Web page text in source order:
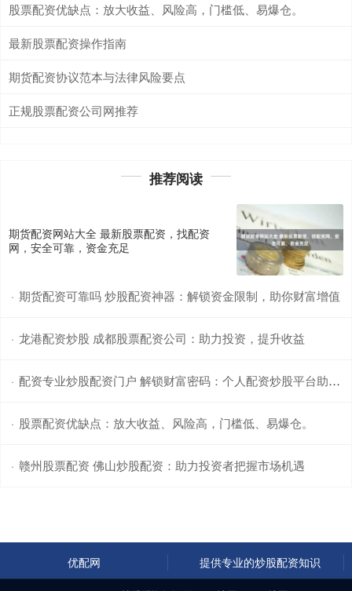
股票配资优缺点：放大收益、风险高，门槛低、易爆仓。
最新股票配资操作指南
期货配资协议范本与法律风险要点
正规股票配资公司网推荐
推荐阅读
期货配资网站大全 最新股票配资，找配资
网，安全可靠，资金充足
· 期货配资可靠吗 炒股配资神器：解锁资金限制，助你财富增值
· 龙港配资炒股 成都股票配资公司：助力投资，提升收益
· 配资专业炒股配资门户 解锁财富密码：个人配资炒股平台助你赢战股市
· 股票配资优缺点：放大收益、风险高，门槛低、易爆仓。
· 赣州股票配资 佛山炒股配资：助力投资者把握市场机遇
优配网 提供专业的炒股配资知识